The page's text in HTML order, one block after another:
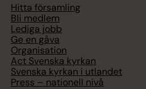
Hitta församling
Bli medlem
Lediga jobb
Ge en gåva
Organisation
Act Svenska kyrkan
Svenska kyrkan i utlandet
Press – nationell nivå